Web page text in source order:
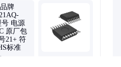
车连接器、博世连接器、安波福
器、汽车连接器、线束连接器、
接插件连接器、胶壳连接器、TE
、PCB板端接插件、MOLEX连
接器、汽车护套端子接插件、新